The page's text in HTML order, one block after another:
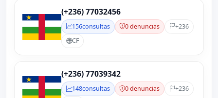
(+236) 77032456
156consultas 0 denuncias
+236
CF
(+236) 77039342
148consultas 0 denuncias
+236